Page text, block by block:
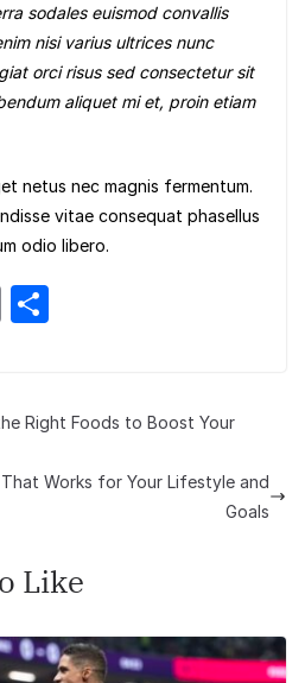
sodales euismod convallis
nisi varius ultrices nunc
orci risus sed consectetur sit
aliquet mi et, proin etiam
netus nec magnis fermentum.
vitae consequat phasellus
odio libero.
C
y
n
e
Right Foods to Boost Your
Works for Your Lifestyle and
Goals
Like